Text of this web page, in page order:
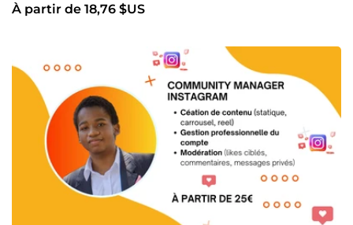
À partir de 18,76 $US